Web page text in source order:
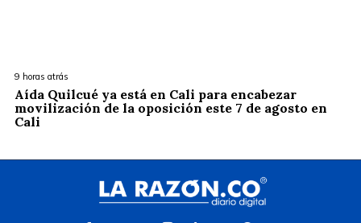
9 horas atrás
Aída Quilcué ya está en Cali para encabezar
movilización de la oposición este 7 de agosto en
Cali